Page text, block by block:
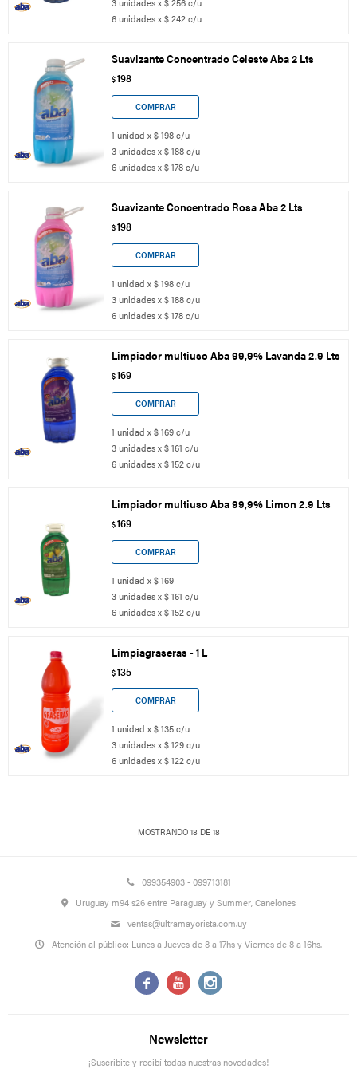
6 unidades x $ 242 c/u
Suavizante Concentrado Celeste Aba 2 Lts
$198
1 unidad x $ 198 c/u
3 unidades x $ 188 c/u
6 unidades x $ 178 c/u
Suavizante Concentrado Rosa Aba 2 Lts
$198
1 unidad x $ 198 c/u
3 unidades x $ 188 c/u
6 unidades x $ 178 c/u
Limpiador multiuso Aba 99,9% Lavanda 2.9 Lts
$169
1 unidad x $ 169 c/u
3 unidades x $ 161 c/u
6 unidades x $ 152 c/u
Limpiador multiuso Aba 99,9% Limon 2.9 Lts
$169
1 unidad x $ 169
3 unidades x $ 161 c/u
6 unidades x $ 152 c/u
Limpiagraseras - 1 L
$135
1 unidad x $ 135 c/u
3 unidades x $ 129 c/u
6 unidades x $ 122 c/u
MOSTRANDO 18DE 18
099354903 - 099713181
Uruguay m94 s26 entre Paraguay y Summer, Canelones
ventas@ultramayorista.com.uy
Atención al público: Lunes a Jueves de 8 a 17hs y Viernes de 8 a 16hs.
  
Newsletter
¡Suscribite y recibí todas nuestras novedades!